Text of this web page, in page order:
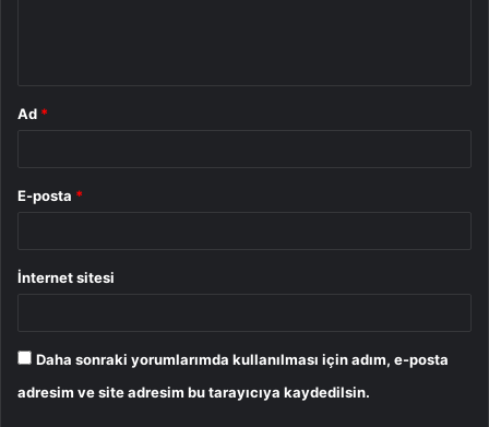
Ad *
E-posta *
İnternet sitesi
Daha sonraki yorumlarımda kullanılması için adım, e-posta
adresim ve site adresim bu tarayıcıya kaydedilsin.